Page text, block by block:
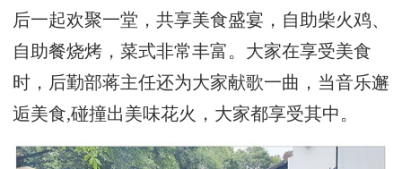
后一起欢聚一堂，共享美食盛宴，自助柴火鸡、
自助餐烧烤，菜式非常丰富。大家在享受美食
时，后勤部蒋主任还为大家献歌一曲，当音乐邂
逅美食,碰撞出美味花火，大家都享受其中。